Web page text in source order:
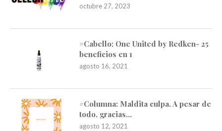
octubre 27, 2023
#Cabello: One United by Redken- 25
beneficios en 1
agosto 16, 2021
#Columna: Maldita culpa. A pesar de
todo, gracias…
agosto 12, 2021